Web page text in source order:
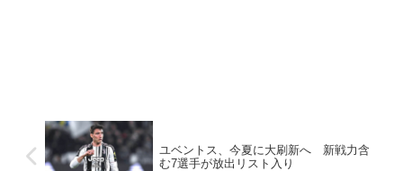
ユベントス、今夏に大刷新へ 新戦力含
む7選手が放出リスト入り